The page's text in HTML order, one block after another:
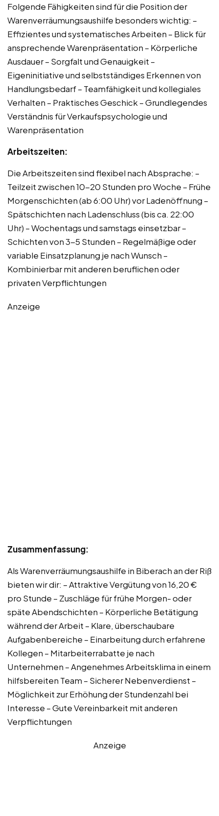
Folgende Fähigkeiten sind für die Position der
Warenverräumungsaushilfe besonders wichtig: –
Effizientes und systematisches Arbeiten – Blick für
ansprechende Warenpräsentation – Körperliche
Ausdauer – Sorgfalt und Genauigkeit –
Eigeninitiative und selbstständiges Erkennen von
Handlungsbedarf – Teamfähigkeit und kollegiales
Verhalten – Praktisches Geschick – Grundlegendes
Verständnis für Verkaufspsychologie und
Warenpräsentation
Arbeitszeiten:
Die Arbeitszeiten sind flexibel nach Absprache: –
Teilzeit zwischen 10-20 Stunden pro Woche – Frühe
Morgenschichten (ab 6:00 Uhr) vor Ladenöffnung –
Spätschichten nach Ladenschluss (bis ca. 22:00
Uhr) – Wochentags und samstags einsetzbar –
Schichten von 3-5 Stunden – Regelmäßige oder
variable Einsatzplanung je nach Wunsch –
Kombinierbar mit anderen beruflichen oder
privaten Verpflichtungen
Anzeige
Zusammenfassung:
Als Warenverräumungsaushilfe in Biberach an der Riß
bieten wir dir: – Attraktive Vergütung von 16,20 €
pro Stunde – Zuschläge für frühe Morgen- oder
späte Abendschichten – Körperliche Betätigung
während der Arbeit – Klare, überschaubare
Aufgabenbereiche – Einarbeitung durch erfahrene
Kollegen – Mitarbeiterrabatte je nach
Unternehmen – Angenehmes Arbeitsklima in einem
hilfsbereiten Team – Sicherer Nebenverdienst –
Möglichkeit zur Erhöhung der Stundenzahl bei
Interesse – Gute Vereinbarkeit mit anderen
Verpflichtungen
Anzeige